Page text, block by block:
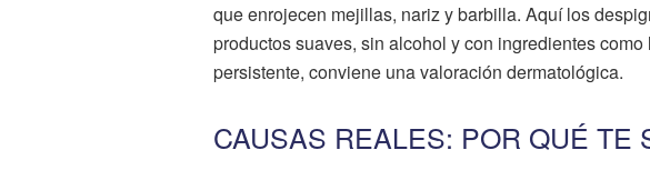
que enrojecen mejillas, nariz y barbilla. Aquí los
productos suaves, sin alcohol y con ingredientes
persistente, conviene una valoración dermatológica.
CAUSAS REALES: POR QUÉ